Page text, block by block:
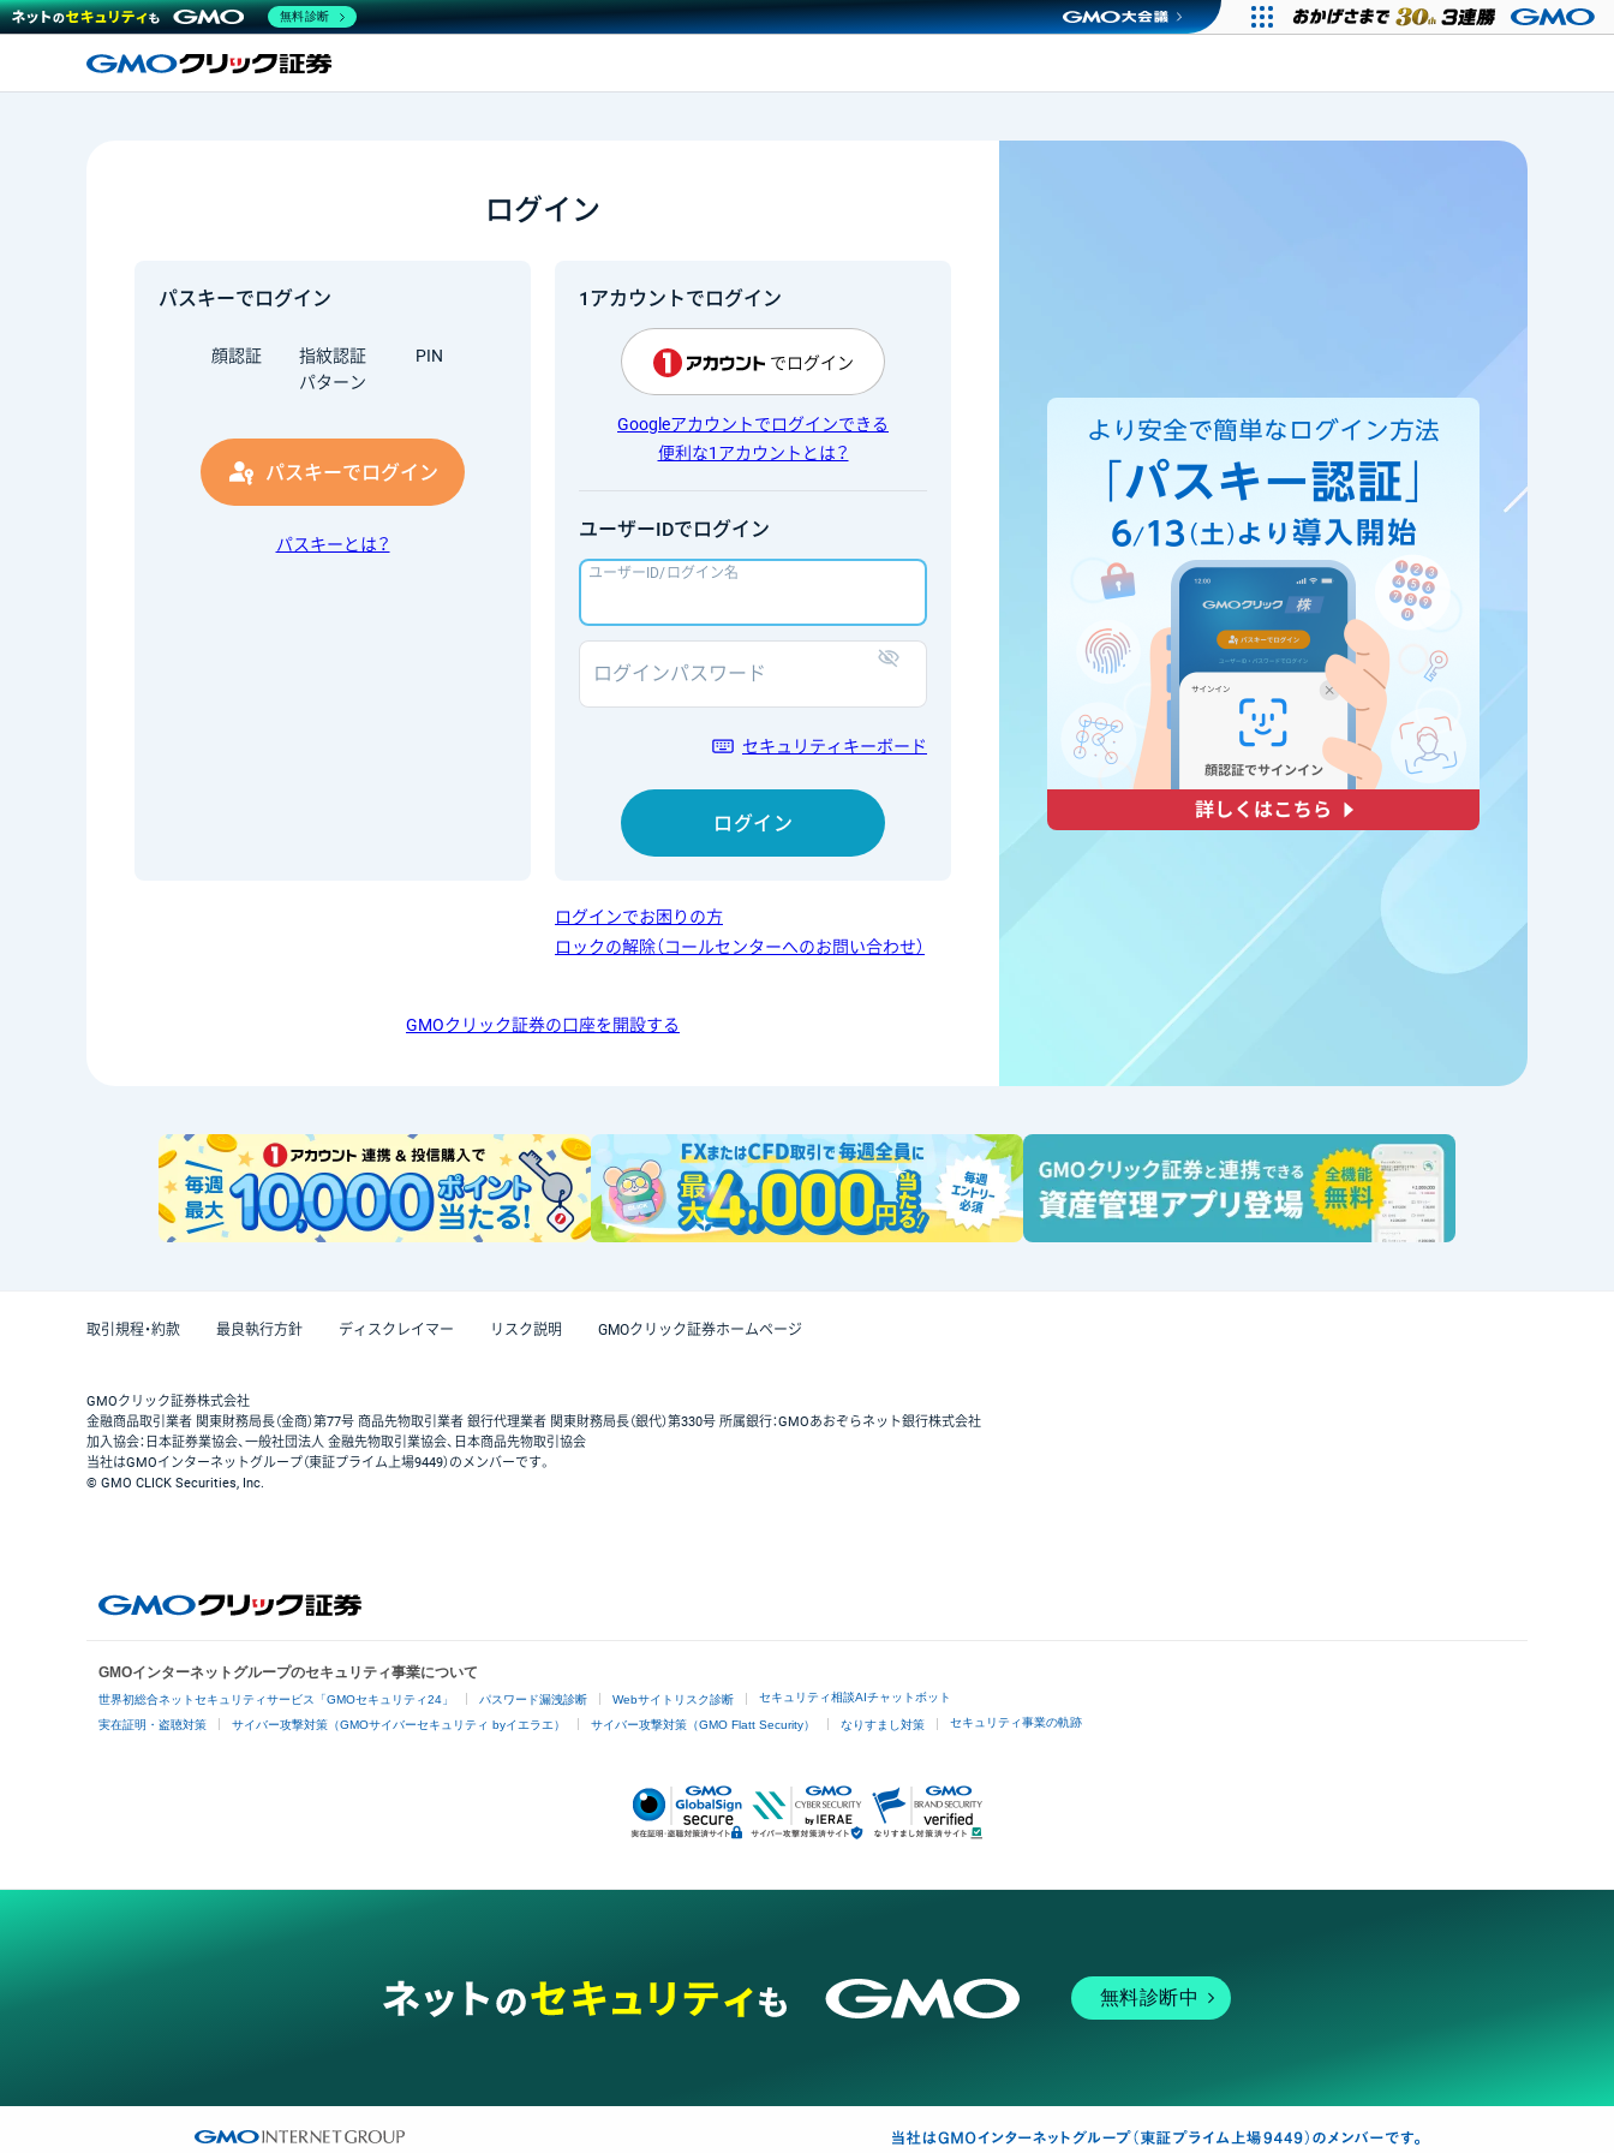
ログイン
パスキーでログイン
顔認証 指紋認証
PIN
パターン
パスキーでログイン
パスキーとは？
1アカウントでログイン
でログイン
Googleアカウントでログインできる
便利な1アカウントとは？
ユーザーIDでログイン
ユーザーID/ログイン名
ログインパスワード
セキュリティキーボード
ログイン
ログインでお困りの方
ロックの解除（コールセンターへのお問い合わせ）
GMOクリック証券の口座を開設する
取引規程・約款 最良執行方針 ディスクレイマー リスク説明 GMOクリック証券ホームページ
GMOクリック証券株式会社
金融商品取引業者 関東財務局長（金商）第77号 商品先物取引業者 銀行代理業者 関東財務局長（銀代）第330号 所属銀行：GMOあおぞらネット銀行株式会社
加入協会：日本証券業協会、一般社団法人 金融先物取引業協会、日本商品先物取引協会
当社はGMOインターネットグループ（東証プライム上場9449）のメンバーです。
© GMO CLICK Securities, Inc.
GMOインターネットグループのセキュリティ事業について
世界初総合ネットセキュリティサービス「GMOセキュリティ24」 パスワード漏洩診断 Webサイトリスク診断 セキュリティ相談AIチャットボット
実在証明・盗聴対策 サイバー攻撃対策（GMOサイバーセキュリティ byイエラエ） サイバー攻撃対策（GMO Flatt Security） なりすまし対策 セキュリティ事業の軌跡
無料診断中
無料診断